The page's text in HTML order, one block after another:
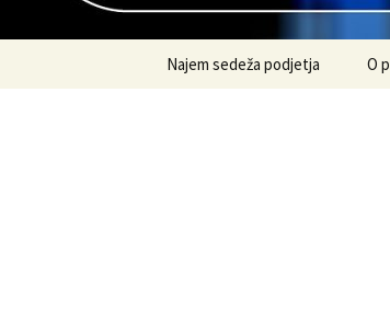
Najem sedeža podjetja O